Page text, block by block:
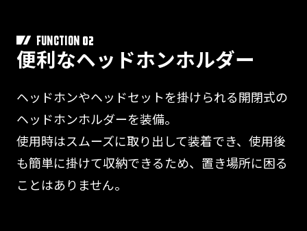
FUNCTION 02
便利なヘッドホンホルダー
ヘッドホンやヘッドセットを掛けられる開閉式の
ヘッドホンホルダーを装備。
使用時はスムーズに取り出して装着でき、使用後
も簡単に掛けて収納できるため、置き場所に困る
ことはありません。